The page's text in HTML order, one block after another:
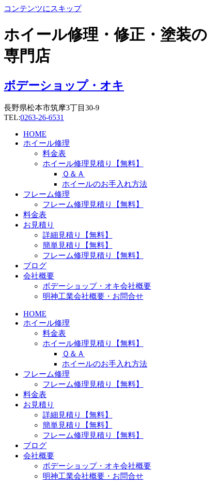
コンテンツにスキップ
ホイール修理・修正・塗装の
専門店
ボデーショップ・オキ
長野県松本市筑摩3丁目30-9
TEL:0263-26-6531
HOME
ホイール修理
料金表
ホイール修理見積り【無料】
Ｑ＆Ａ
ホイールのお手入れ方法
フレーム修理
フレーム修理見積り【無料】
料金表
お見積り
詳細見積り【無料】
簡単見積り【無料】
フレーム修理見積り【無料】
ブログ
会社概要
ボデーショップ・オキ会社概要
明神工業会社概要・お問合せ
HOME
ホイール修理
料金表
ホイール修理見積り【無料】
Ｑ＆Ａ
ホイールのお手入れ方法
フレーム修理
フレーム修理見積り【無料】
料金表
お見積り
詳細見積り【無料】
簡単見積り【無料】
フレーム修理見積り【無料】
ブログ
会社概要
ボデーショップ・オキ会社概要
明神工業会社概要・お問合せ